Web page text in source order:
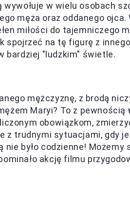
w wielu osobach
męża oraz oddanego ojca.
miłości do tajemniczego
spojrzeć na tę figurę z
bardziej "ludzkim" świetle.
mężczyznę, z brodą
Maryi? To z pewnością
obowiązkom,
trudnymi sytuacjami, gdy
było codzienne! Możemy
akcję filmu